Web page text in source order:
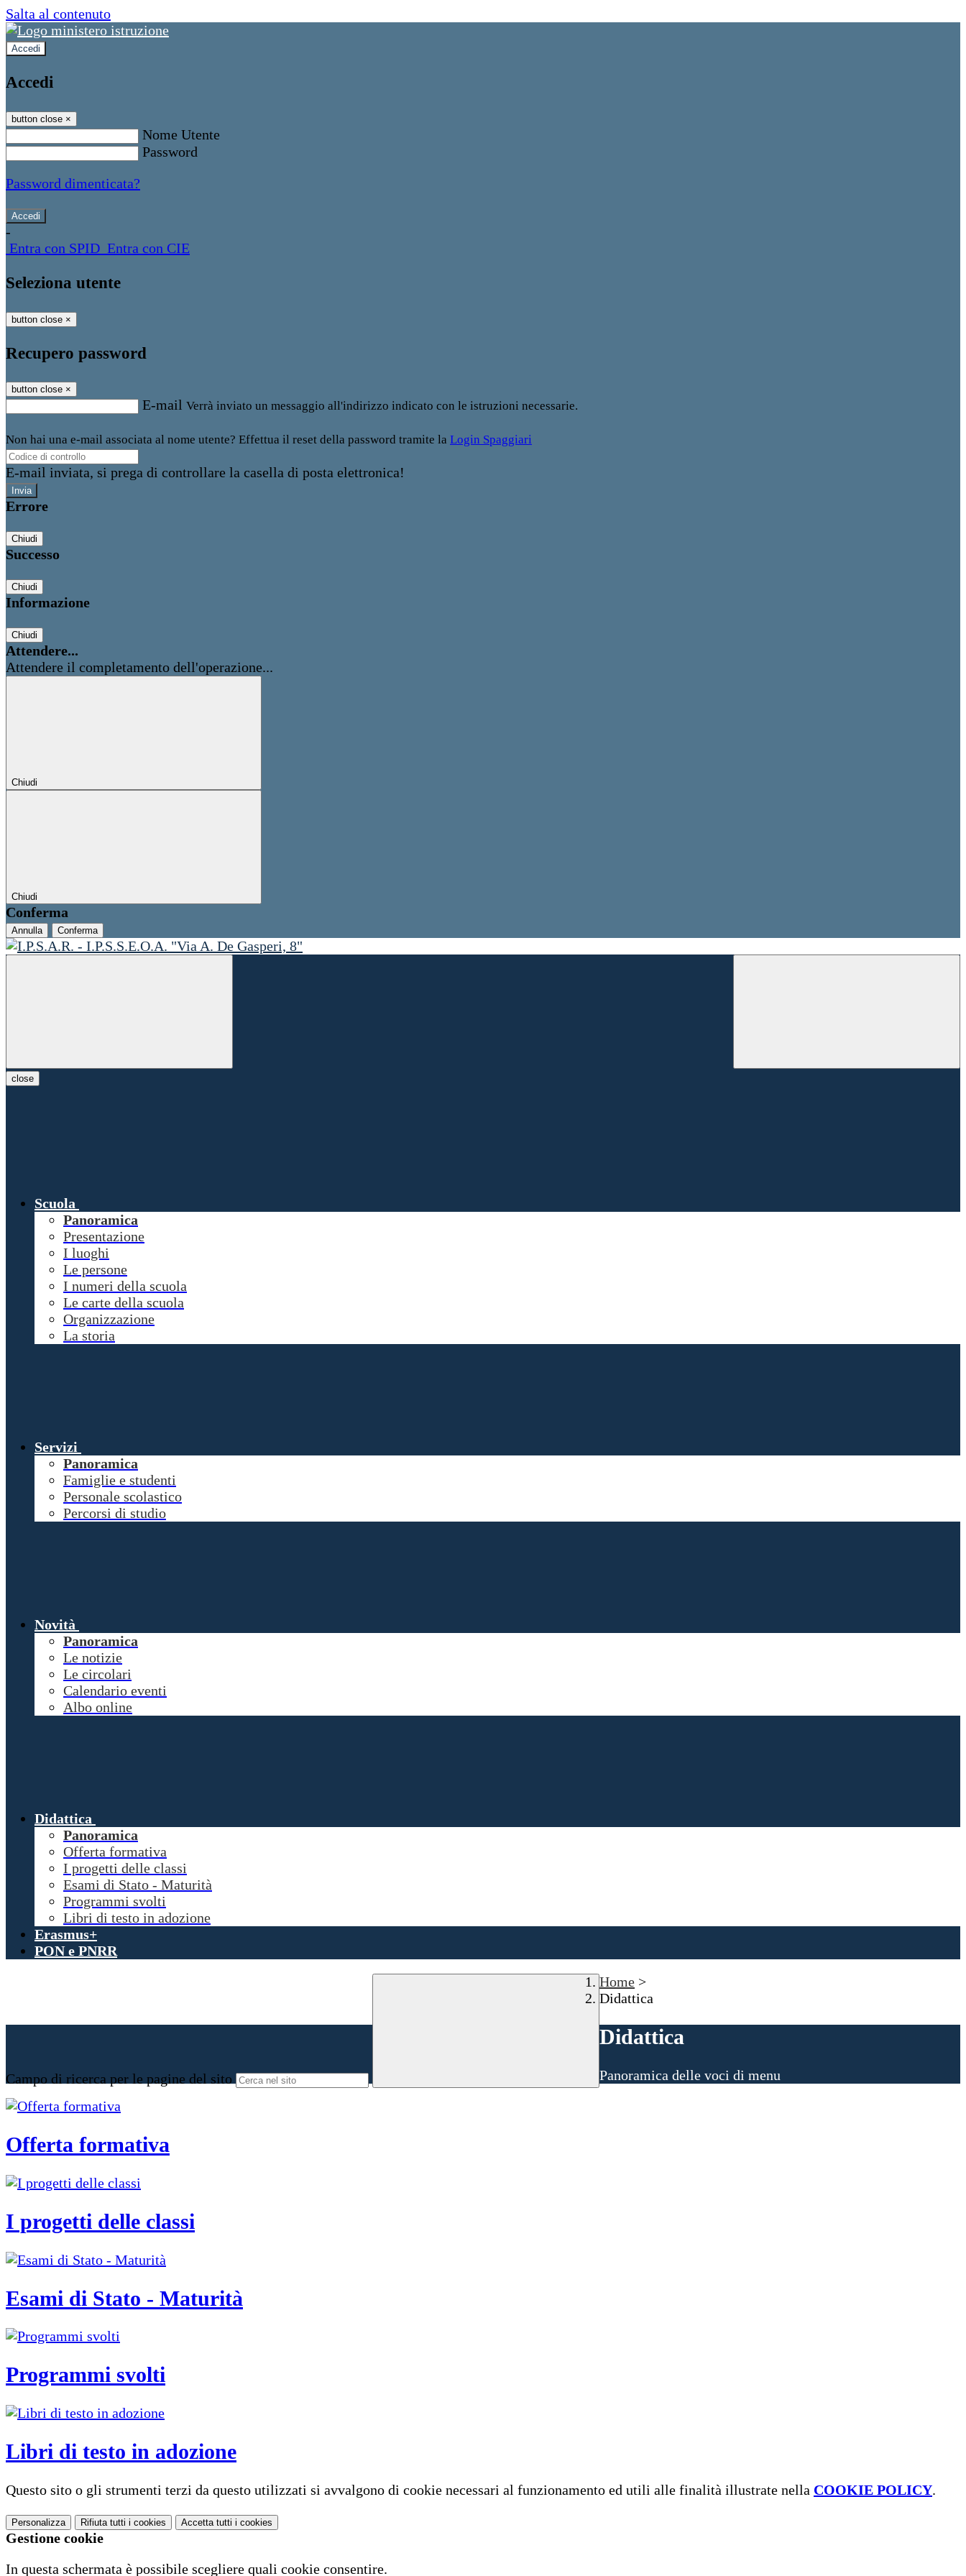
Salta al contenuto
Accedi
Accedi
button close ×
Nome Utente
Password
Password dimenticata?
-
Entra con SPID Entra con CIE
Seleziona utente
button close ×
Recupero password
button close ×
E-mail Verrà inviato un messaggio all'indirizzo indicato con le istruzioni necessarie.
Non hai una e-mail associata al nome utente? Effettua il reset della password tramite la Login Spaggiari
E-mail inviata, si prega di controllare la casella di posta elettronica!
Errore
Chiudi
Successo
Chiudi
Informazione
Chiudi
Attendere...
Attendere il completamento dell'operazione...
Chiudi
Chiudi
Conferma
Annulla Conferma
close
Scuola
Panoramica
Presentazione
I luoghi
Le persone
I numeri della scuola
Le carte della scuola
Organizzazione
La storia
Servizi
Panoramica
Famiglie e studenti
Personale scolastico
Percorsi di studio
Novità
Panoramica
Le notizie
Le circolari
Calendario eventi
Albo online
Didattica
Panoramica
Offerta formativa
I progetti delle classi
Esami di Stato - Maturità
Programmi svolti
Libri di testo in adozione
Erasmus+
PON e PNRR
Campo di ricerca per le pagine del sito
Home >
Didattica
Didattica
Panoramica delle voci di menu
Offerta formativa
I progetti delle classi
Esami di Stato - Maturità
Programmi svolti
Libri di testo in adozione
Questo sito o gli strumenti terzi da questo utilizzati si avvalgono di cookie necessari al funzionamento ed utili alle finalità illustrate nella COOKIE POLICY.
Personalizza Rifiuta tutti i cookies Accetta tutti i cookies
Gestione cookie
In questa schermata è possibile scegliere quali cookie consentire.